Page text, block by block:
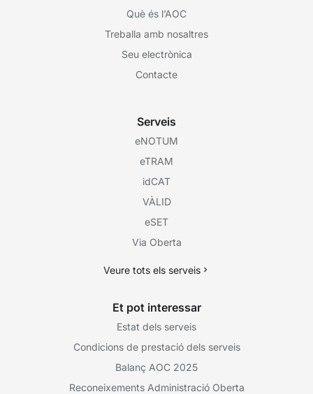
Què és l’AOC
Treballa amb nosaltres
Seu electrònica
Contacte
Serveis
eNOTUM
eTRAM
idCAT
VÀLID
eSET
Via Oberta
Veure tots els serveis
Et pot interessar
Estat dels serveis
Condicions de prestació dels serveis
Balanç AOC 2025
Reconeixements Administració Oberta